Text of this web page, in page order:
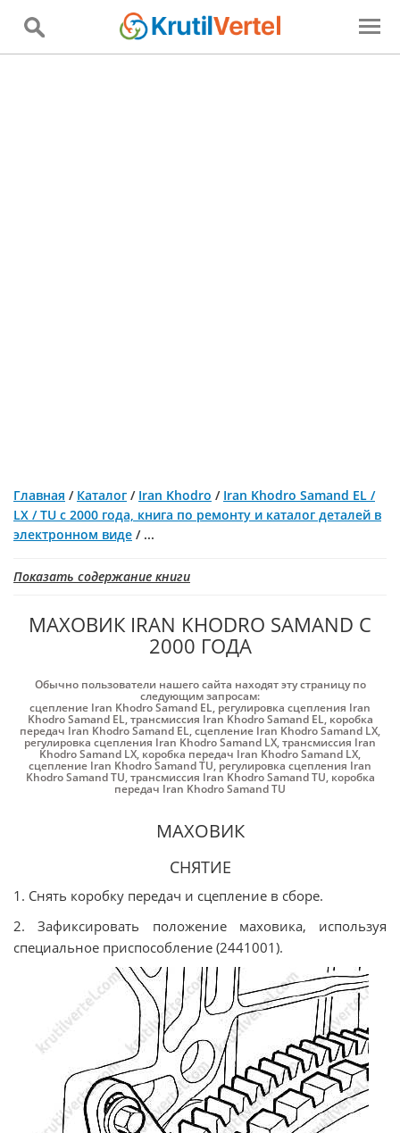
Главная / Каталог / Iran Khodro / Iran Khodro Samand EL /
LX / TU с 2000 года, книга по ремонту и каталог деталей в
электронном виде / ...
Показать содержание книги
МАХОВИК IRAN KHODRO SAMAND С
2000 ГОДА
Обычно пользователи нашего сайта находят эту страницу по
следующим запросам:
сцепление Iran Khodro Samand EL, регулировка сцепления Iran
Khodro Samand EL,трансмиссия Iran Khodro Samand EL, коробка
передач Iran Khodro Samand EL,сцепление Iran Khodro Samand LX,
регулировка сцепления Iran Khodro Samand LX,трансмиссия Iran
Khodro Samand LX, коробка передач Iran Khodro Samand LX,
сцепление Iran Khodro Samand TU, регулировка сцепления Iran
Khodro Samand TU,трансмиссия Iran Khodro Samand TU, коробка
передач Iran Khodro Samand TU
МАХОВИК
СНЯТИЕ
1. Снять коробку передач и сцепление в сборе.
2. Зафиксировать положение маховика, используя
специальное приспособление (2441001).